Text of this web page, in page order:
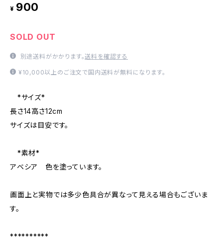
¥ 900
SOLD OUT
別途送料がかかります。送料を確認する
¥10,000以上のご注文で国内送料が無料になります。
*サイズ*
長さ14高さ12cm
サイズは目安です。
*素材*
アベシア 色を塗っています。
画面上と実物では多少色具合が異なって見える場合もございま
す。
**********